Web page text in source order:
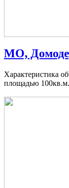
МО,
Характеристика
площадью 100кв.м.